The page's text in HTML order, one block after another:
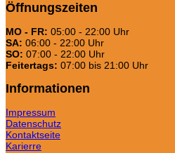
Öffnungszeiten
MO - FR: 05:00 - 22:00 Uhr
SA: 06:00 - 22:00 Uhr
SO: 07:00 - 22:00 Uhr
Feitertags: 07:00 bis 21:00 Uhr
Informationen
Impressum
Datenschutz
Kontaktseite
Karierre